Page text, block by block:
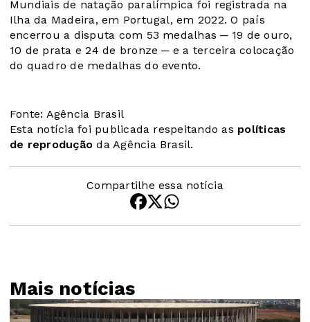
Mundiais de natação paralímpica foi registrada na
Ilha da Madeira, em Portugal, em 2022. O país
encerrou a disputa com 53 medalhas ─ 19 de ouro,
10 de prata e 24 de bronze ─ e a terceira colocação
do quadro de medalhas do evento.
Fonte: Agência Brasil
Esta notícia foi publicada respeitando as políticas
de reprodução da Agência Brasil.
Compartilhe essa notícia
Mais notícias